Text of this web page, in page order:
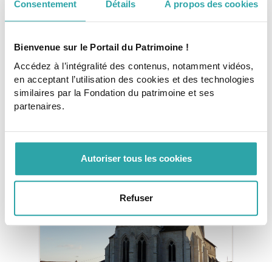
Consentement Détails À propos des cookies
Bienvenue sur le Portail du Patrimoine !
Accédez à l’intégralité des contenus, notamment vidéos,
en acceptant l’utilisation des cookies et des technologies
similaires par la Fondation du patrimoine et ses
partenaires.
Autoriser tous les cookies
Refuser
Tags
associations patrimoine religieux
emploi et insertion
Pour aller plus loin